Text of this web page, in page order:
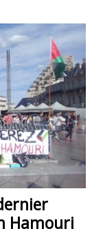
Hamouri